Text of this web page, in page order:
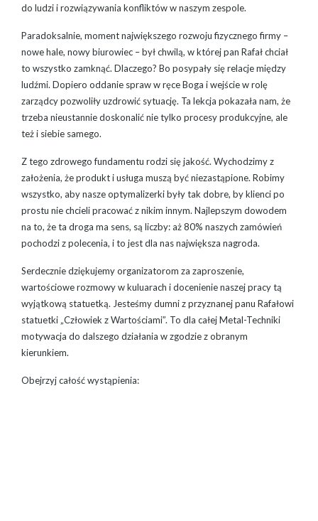
do ludzi i rozwiązywania konfliktów w naszym zespole.
Paradoksalnie, moment największego rozwoju fizycznego firmy –
nowe hale, nowy biurowiec – był chwilą, w której pan Rafał chciał
to wszystko zamknąć. Dlaczego? Bo posypały się relacje między
ludźmi. Dopiero oddanie spraw w ręce Boga i wejście w rolę
zarządcy pozwoliły uzdrowić sytuację. Ta lekcja pokazała nam, że
trzeba nieustannie doskonalić nie tylko procesy produkcyjne, ale
też i siebie samego.
Z tego zdrowego fundamentu rodzi się jakość. Wychodzimy z
założenia, że produkt i usługa muszą być niezastąpione. Robimy
wszystko, aby nasze optymalizerki były tak dobre, by klienci po
prostu nie chcieli pracować z nikim innym. Najlepszym dowodem
na to, że ta droga ma sens, są liczby: aż 80% naszych zamówień
pochodzi z polecenia, i to jest dla nas największa nagroda.
Serdecznie dziękujemy organizatorom za zaproszenie,
wartościowe rozmowy w kuluarach i docenienie naszej pracy tą
wyjątkową statuetką. Jesteśmy dumni z przyznanej panu Rafałowi
statuetki „Człowiek z Wartościami”. To dla całej Metal-Techniki
motywacja do dalszego działania w zgodzie z obranym
kierunkiem.
Obejrzyj całość wystąpienia: